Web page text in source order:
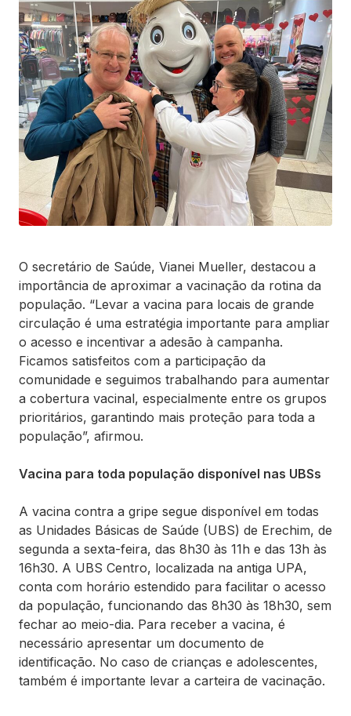
O secretário de Saúde, Vianei Mueller, destacou a
importância de aproximar a vacinação da rotina da
população. “Levar a vacina para locais de grande
circulação é uma estratégia importante para ampliar
o acesso e incentivar a adesão à campanha.
Ficamos satisfeitos com a participação da
comunidade e seguimos trabalhando para aumentar
a cobertura vacinal, especialmente entre os grupos
prioritários, garantindo mais proteção para toda a
população”, afirmou.
Vacina para toda população disponível nas UBSs
A vacina contra a gripe segue disponível em todas
as Unidades Básicas de Saúde (UBS) de Erechim, de
segunda a sexta-feira, das 8h30 às 11h e das 13h às
16h30. A UBS Centro, localizada na antiga UPA,
conta com horário estendido para facilitar o acesso
da população, funcionando das 8h30 às 18h30, sem
fechar ao meio-dia. Para receber a vacina, é
necessário apresentar um documento de
identificação. No caso de crianças e adolescentes,
também é importante levar a carteira de vacinação.